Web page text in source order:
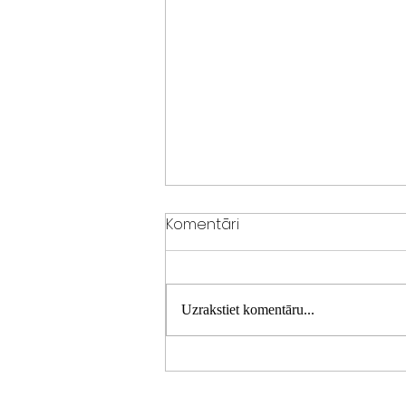
Komentāri
Uzrakstiet komentāru...